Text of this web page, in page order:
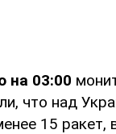
на 03:00
что над
15 ракет,